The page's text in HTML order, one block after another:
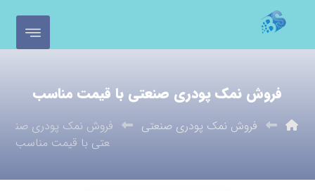
فروش نمک پودری صنعتی با قیمت مناسب
فروش نمک پودری صنعتی
فروش نمک پودری صن
عتی با قیمت مناسب